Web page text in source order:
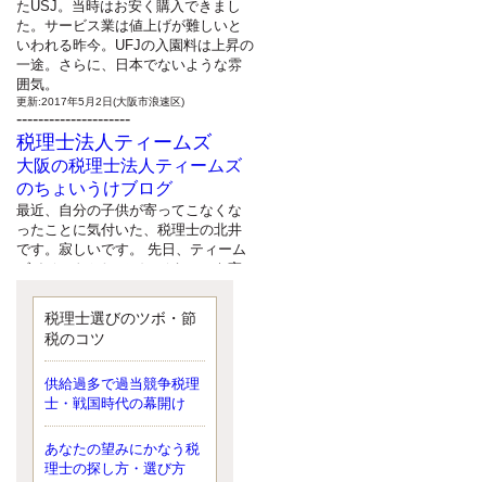
たUSJ。当時はお安く購入できまし
た。サービス業は値上げが難しいと
いわれる昨今。UFJの入園料は上昇の
一途。さらに、日本でないような雰
囲気。
更新:2017年5月2日(大阪市浪速区)
---------------------
税理士法人ティームズ
大阪の税理士法人ティームズ
のちょいうけブログ
最近、自分の子供が寄ってこなくな
ったことに気付いた、税理士の北井
です。寂しいです。 先日、ティーム
ズイベントとしてバーベキューを実
と思いましたが、そこはセンスある
後のブロガーに任せようと思いま
更新:2017年5月1日(大阪市北区)
---------------------
サクセス会計事務所
サクセス税理士のお役立ちブ
ログ
平成２７年１月１日以降開始の相続
税理士選びのツボ・節
税のコツ
供給過多で過当競争税理
士・戦国時代の幕開け
あなたの望みにかなう税
理士の探し方・選び方